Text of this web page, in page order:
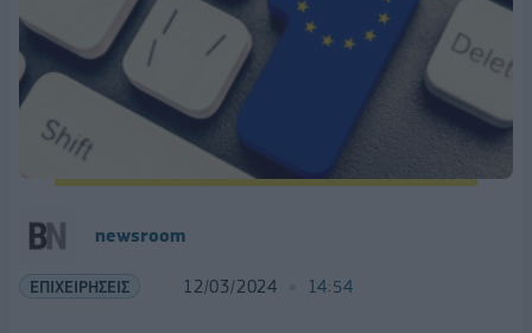
newsroom
ΕΠΙΧΕΙΡΗΣΕΙΣ 12/03/2024 14:54